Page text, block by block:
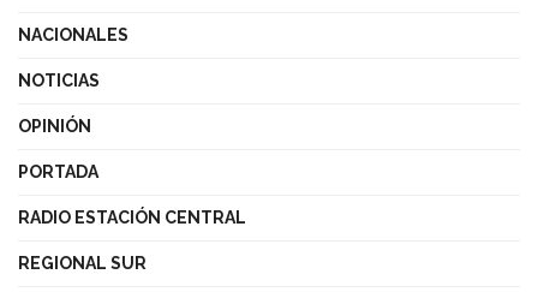
NACIONALES
NOTICIAS
OPINIÓN
PORTADA
RADIO ESTACIÓN CENTRAL
REGIONAL SUR